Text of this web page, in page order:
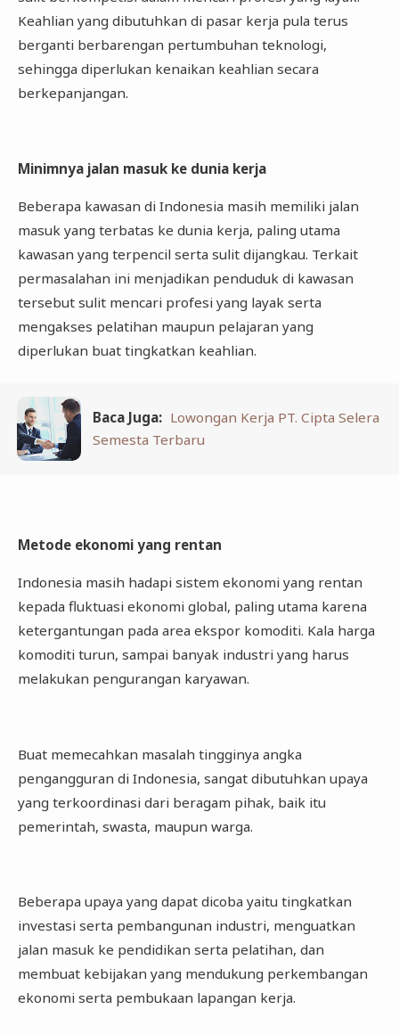
Keahlian yang dibutuhkan di pasar kerja pula terus
berganti berbarengan pertumbuhan teknologi,
sehingga diperlukan kenaikan keahlian secara
berkepanjangan.
Minimnya jalan masuk ke dunia kerja
Beberapa kawasan di Indonesia masih memiliki jalan
masuk yang terbatas ke dunia kerja, paling utama
kawasan yang terpencil serta sulit dijangkau. Terkait
permasalahan ini menjadikan penduduk di kawasan
tersebut sulit mencari profesi yang layak serta
mengakses pelatihan maupun pelajaran yang
diperlukan buat tingkatkan keahlian.
Baca Juga: Lowongan Kerja PT. Cipta Selera
Semesta Terbaru
Metode ekonomi yang rentan
Indonesia masih hadapi sistem ekonomi yang rentan
kepada fluktuasi ekonomi global, paling utama karena
ketergantungan pada area ekspor komoditi. Kala harga
komoditi turun, sampai banyak industri yang harus
melakukan pengurangan karyawan.
Buat memecahkan masalah tingginya angka
pengangguran di Indonesia, sangat dibutuhkan upaya
yang terkoordinasi dari beragam pihak, baik itu
pemerintah, swasta, maupun warga.
Beberapa upaya yang dapat dicoba yaitu tingkatkan
investasi serta pembangunan industri, menguatkan
jalan masuk ke pendidikan serta pelatihan, dan
membuat kebijakan yang mendukung perkembangan
ekonomi serta pembukaan lapangan kerja.